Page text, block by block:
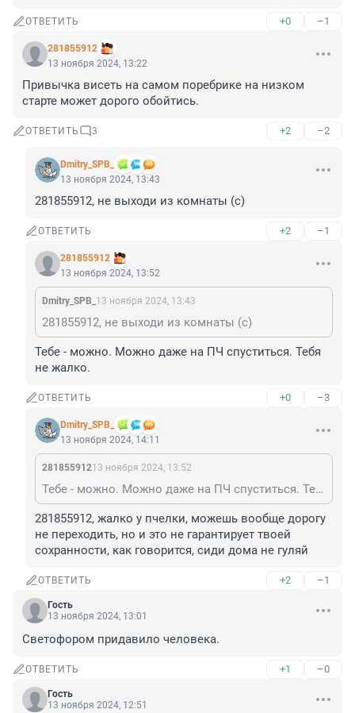
ОТВЕТИТЬ +0 –1
281855912
13 ноября 2024, 13:22
Привычка висеть на самом поребрике на низком
старте может дорого обойтись.
ОТВЕТИТЬ 3 +2 –2
Dmitry_SPB_
13 ноября 2024, 13:43
281855912, не выходи из комнаты (с)
ОТВЕТИТЬ +2 –1
281855912
13 ноября 2024, 13:52
Dmitry_SPB_ 13 ноября 2024, 13:43
281855912, не выходи из комнаты (с)
Тебе - можно. Можно даже на ПЧ спуститься. Тебя
не жалко.
ОТВЕТИТЬ +0 –3
Dmitry_SPB_
13 ноября 2024, 14:11
28185591213 ноября 2024, 13:52
Тебе - можно. Можно даже на ПЧ спуститься. Тебя не жалко.
281855912, жалко у пчелки, можешь вообще дорогу
не переходить, но и это не гарантирует твоей
сохранности, как говорится, сиди дома не гуляй
ОТВЕТИТЬ +2 –1
Гость
13 ноября 2024, 13:01
Светофором придавило человека.
ОТВЕТИТЬ +1 –0
Гость
13 ноября 2024, 12:51